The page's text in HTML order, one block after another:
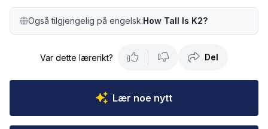
Også tilgjengelig på engelsk:How Tall Is K2?
Var dette lærerikt? Del
Lær noe nytt